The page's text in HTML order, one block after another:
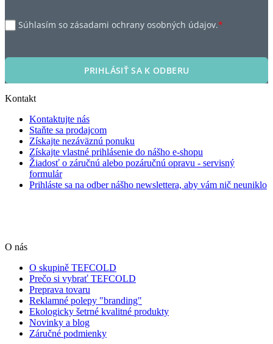
Súhlasím so zásadami ochrany osobných údajov.*
PRIHLÁSIŤ SA K ODBERU
Kontakt
Kontaktujte nás
Staňte sa prodajcom
Získajte nezáväznú ponuku
Získajte vlastné prihlásenie do nášho e-shopu
Žiadosť o záručnú alebo pozáručnú opravu - servisný
formulár
Prihláste sa na odber nášho newslettera, aby vám nič neuniklo
O nás
O skupině TEFCOLD
Prečo si vybrať TEFCOLD
Preprava tovaru
Reklamné polepy "branding"
Ekologicky šetrné kvalitné produkty
Novinky a blog
Záručné podmienky